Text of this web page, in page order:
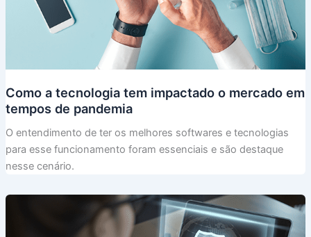
Como a tecnologia tem impactado o mercado em
tempos de pandemia
O entendimento de ter os melhores softwares e tecnologias
para esse funcionamento foram essenciais e são destaque
nesse cenário.